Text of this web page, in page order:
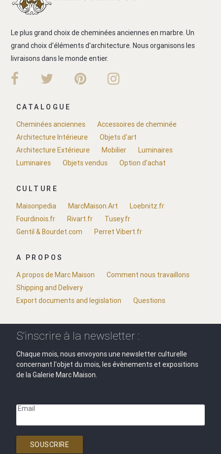
Le plus grand choix de cheminées anciennes en marbre. Un
grand choix d'éléments d'architecture. Nous organisons les
livraisons dans le monde entier.
CATALOGUE
Cheminées anciennes
Accessoires de cheminée
Architecture Intérieure
Objets d'art
Architecture Extérieure
Mobilier
Luminaires
Luminaires
Objets vendus Option d'achat
CULTURE
Maisonpedia
MarcMaison.Art
Loebnitz.fr
Fourdinois.fr
Rivart.fr
Tusey.fr
Gentil & Bourdet.com
Perret Vibert.fr
A PROPOS
A propos de Marc Maison
Comment nous travaillons
Shipping and Delivery
Export documents and legislation
Questions
S'inscrire à la newsletter :
Chaque mois, nous envoyons une newsletter culturelle
concernant l'objet du mois, les évènements et expositions
de la Galerie Marc Maison.
Email
SOUSCRIRE